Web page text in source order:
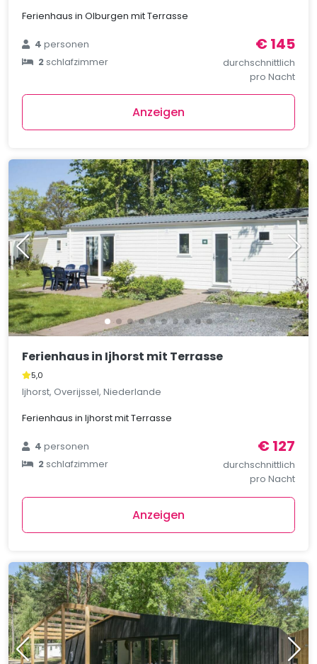
Ferienhaus in Olburgen mit Terrasse
4personen
2schlafzimmer
€ 145
durchschnittlich
pro Nacht
Anzeigen
Ferienhaus in Ijhorst mit Terrasse
5,0
Ijhorst, Overijssel, Niederlande
Ferienhaus in Ijhorst mit Terrasse
4personen
2schlafzimmer
€ 127
durchschnittlich
pro Nacht
Anzeigen